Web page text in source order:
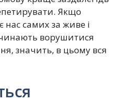
Якщо
нас самих за живе і
ворушитися
значить, в цьому вся